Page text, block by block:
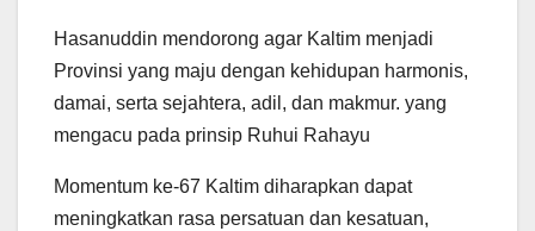
Hasanuddin mendorong agar Kaltim menjadi
Provinsi yang maju dengan kehidupan harmonis,
damai, serta sejahtera, adil, dan makmur. yang
mengacu pada prinsip Ruhui Rahayu
Momentum ke-67 Kaltim diharapkan dapat
meningkatkan rasa persatuan dan kesatuan,